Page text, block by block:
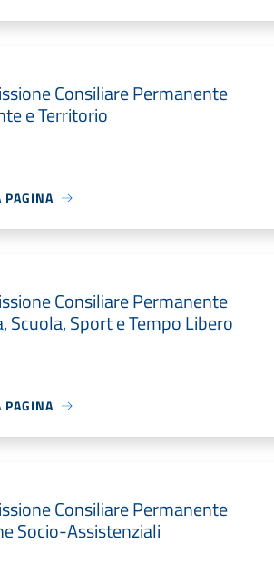
Consiliare Permanente
e Territorio
PAGINA
Consiliare Permanente
Scuola, Sport e Tempo Libero
PAGINA
Consiliare Permanente
Socio-Assistenziali